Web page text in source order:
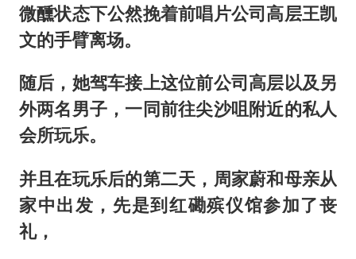
微醺状态下公然挽着前唱片公司高层王凯
文的手臂离场。
随后，她驾车接上这位前公司高层以及另
外两名男子，一同前往尖沙咀附近的私人
会所玩乐。
并且在玩乐后的第二天，周家蔚和母亲从
家中出发，先是到红磡殡仪馆参加了丧
礼，